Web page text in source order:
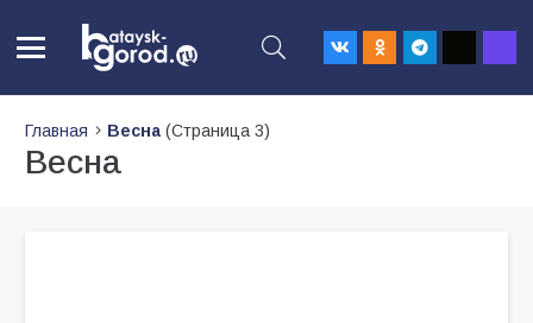
Главная Весна (Страница 3)
Весна